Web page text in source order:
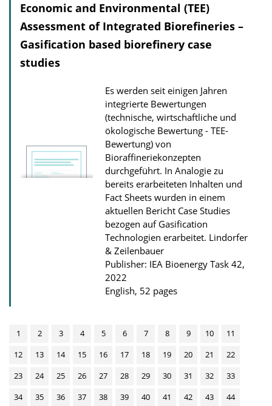
Economic and Environmental (TEE)
Assessment of Integrated Biorefineries –
Gasification based biorefinery case
studies
Es werden seit einigen Jahren
integrierte Bewertungen
(technische, wirtschaftliche und
ökologische Bewertung - TEE-
Bewertung) von
Bioraffineriekonzepten
durchgeführt. In Analogie zu
bereits erarbeiteten Inhalten und
Fact Sheets wurden in einem
aktuellen Bericht Case Studies
bezogen auf Gasification
Technologien erarbeitet. Lindorfer
& Zeilenbauer
Publisher: IEA Bioenergy Task 42,
2022
English, 52 pages
1 2 3 4 5 6 7 8 9 10
11
12
13 14 15 16 17 18 19 20 21
22
23
24 25 26 27 28 29 30 31 32
33
34
35 36 37 38 39 40 41 42 43
44